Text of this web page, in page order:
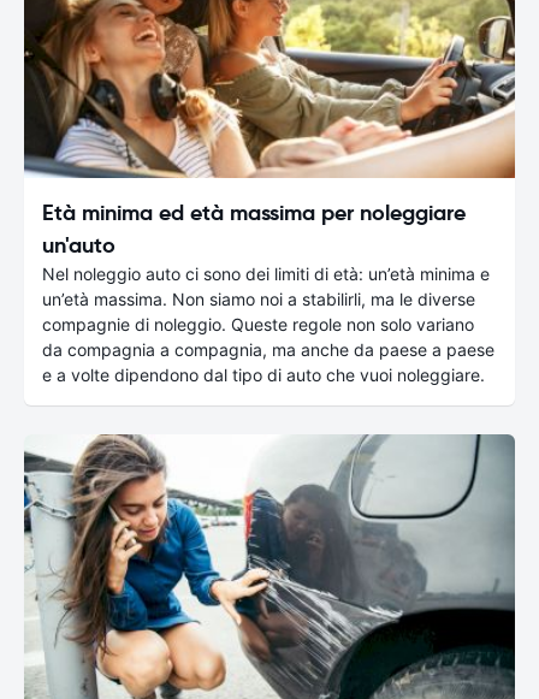
Età minima ed età massima per noleggiare
un'auto
Nel noleggio auto ci sono dei limiti di età: un’età minima e
un’età massima. Non siamo noi a stabilirli, ma le diverse
compagnie di noleggio. Queste regole non solo variano
da compagnia a compagnia, ma anche da paese a paese
e a volte dipendono dal tipo di auto che vuoi noleggiare.